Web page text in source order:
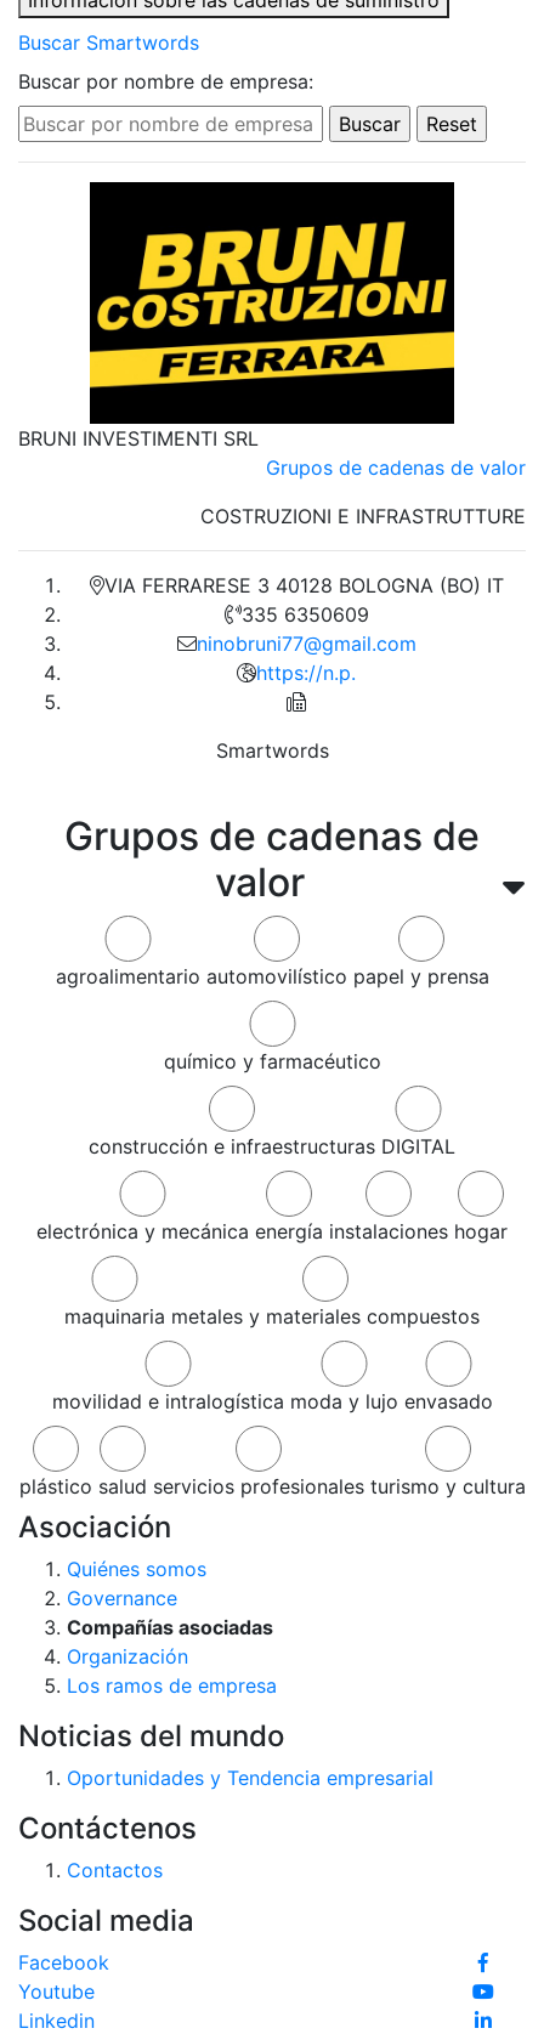
Buscar Smartwords
Buscar por nombre de empresa:
Grupos de cadenas de
valor
agroalimentario automovilístico papel y prensa
químico y farmacéutico
construcción e infraestructuras DIGITAL
electrónica y mecánica energía instalaciones hogar
maquinaria metales y materiales compuestos
movilidad e intralogística moda y lujo envasado
plástico salud servicios profesionales turismo y cultura
BRUNI INVESTIMENTI SRL
Grupos de cadenas de valor
COSTRUZIONI E INFRASTRUTTURE
VIA FERRARESE 3 40128 BOLOGNA (BO) IT
335 6350609
ninobruni77@gmail.com
https://n.p.
Smartwords
Asociación
Quiénes somos
Governance
Compañías asociadas
Organización
Los ramos de empresa
Noticias del mundo
Oportunidades y Tendencia empresarial
Contáctenos
Contactos
Social media
Facebook
Youtube
Linkedin